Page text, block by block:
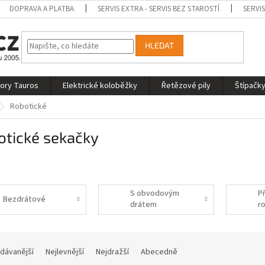
DOPRAVA A PLATBA SERVIS EXTRA - SERVIS BEZ STAROSTÍ
HLEDAT
Tauros Elektrické koloběžky Řetězové pily
Robotické
sekačky
Bezdrátové
S obvodovým
drátem
Nejlevnější Nejdražší Abecedně